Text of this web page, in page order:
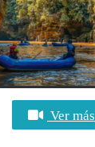
Ver más